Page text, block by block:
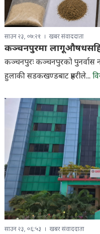
साउन २३, ०७:२१ खबर संवाददाता
कञ्चनपुरमा
कञ्चनपुरः कञ्चनपुरको
हुलाकी सडकखण्डबाट प्रहरीले...
साउन २३, ०६:५३ खबर संवाददाता